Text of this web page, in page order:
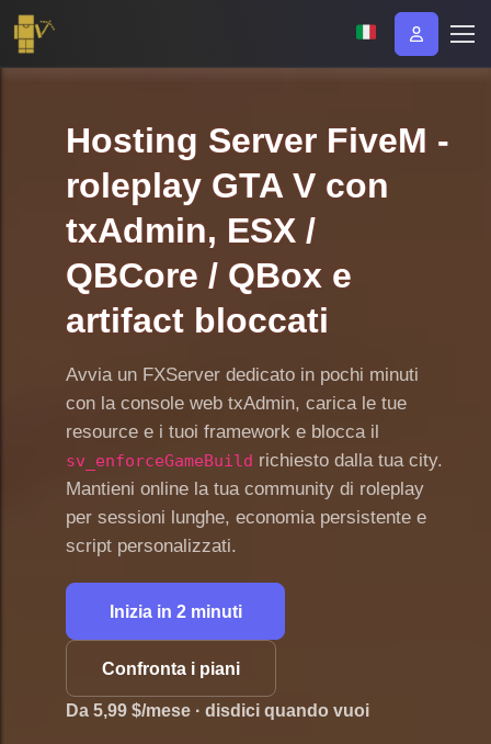
Hosting Server FiveM -
roleplay GTA V con
txAdmin, ESX /
QBCore / QBox e
artifact bloccati
Avvia un FXServer dedicato in pochi minuti
con la console web txAdmin, carica le tue
resource e i tuoi framework e blocca il
sv_enforceGameBuild richiesto dalla tua city.
Mantieni online la tua community di roleplay
per sessioni lunghe, economia persistente e
script personalizzati.
Inizia in 2 minuti
Confronta i piani
Da 5,99 $/mese · disdici quando vuoi